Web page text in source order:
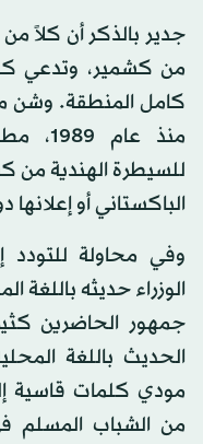
جدير بالذكر أن كلاً من
من كشمير، وتدعي
كامل المنطقة. وشن
منذ
للسيطرة الهندية من
الباكستاني أو
وفي محاولة للتودد
الوزراء حديثه باللغة
جمهور الحاضرين
الحديث باللغة
مودي كلمات قاسية
من الشباب المسلم